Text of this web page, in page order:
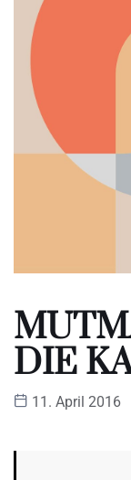
DIE
11. April 2016